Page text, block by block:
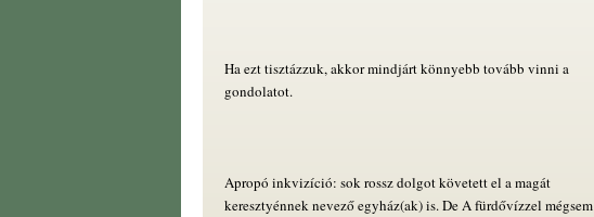
Ha ezt tisztázzuk, akkor mindjárt könnyebb tovább vinni a
gondolatot.
Apropó inkvizíció: sok rossz dolgot követett el a magát
keresztyénnek nevező egyház(ak) is. De A fürdővízzel mégsem